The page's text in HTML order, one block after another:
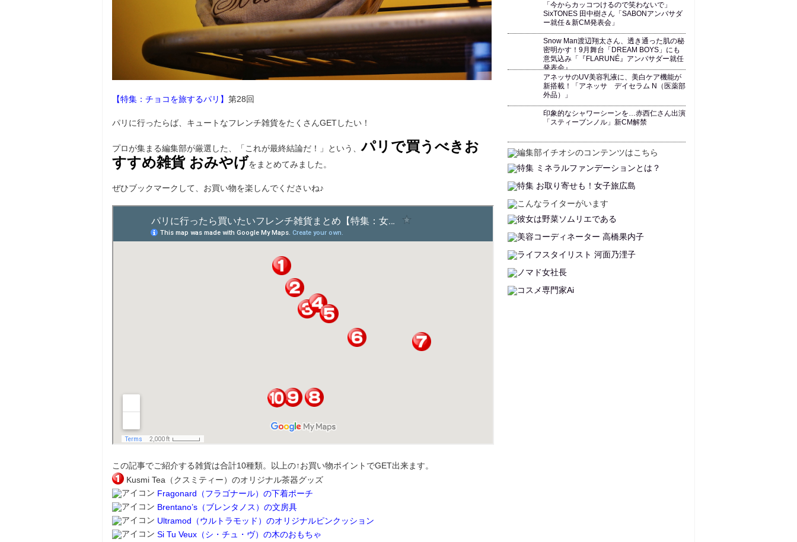
【特集：チョコを旅するパリ】 第28回
パリに行ったらば、キュートなフレンチ雑貨をたくさんGETしたい！
プロが集まる編集部が厳選した、「これが最終結論だ！」という、パリで買うべきお
すすめ雑貨 おみやげをまとめてみました。
ぜひブックマークして、お買い物を楽しんでくださいね♪
この記事でご紹介する雑貨は合計10種類。以上の↑お買い物ポイントでGET出来ます。
Kusmi Tea（クスミティー）のオリジナル茶器グッズ
Fragonard（フラゴナール）の下着ポーチ
Brentano’s（ブレンタノス）の文房具
Ultramod（ウルトラモッド）のオリジナルピンクッション
Si Tu Veux（シ・チュ・ヴ）の木のおもちゃ
「今からカッコつけるので笑わないで」
SixTONES 田中樹さん「SABONアンバサダ
ー就任＆新CM発表会」
Snow Man渡辺翔太さん、透き通った肌の秘
密明かす！9月舞台「DREAM BOYS」にも
意気込み「『FLARUNÉ』アンバサダー就任
発表会』
アネッサのUV美容乳液に、美白ケア機能が
新搭載！「アネッサ デイセラム N（医薬部
外品）」
印象的なシャワーシーンを…赤西仁さん出演
「スティーブンノル」新CM解禁